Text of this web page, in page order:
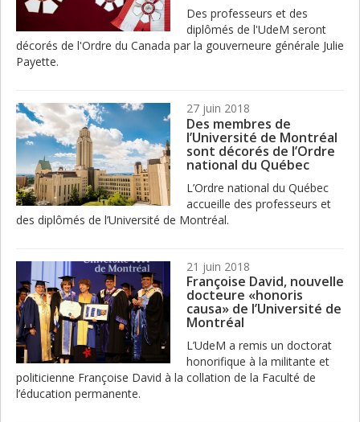
Des professeurs et des
diplômés de l'UdeM seront
décorés de l'Ordre du Canada par la gouverneure générale Julie
Payette.
27 juin 2018
Des membres de
l’Université de Montréal
sont décorés de l’Ordre
national du Québec
L’Ordre national du Québec
accueille des professeurs et
des diplômés de l’Université de Montréal.
21 juin 2018
Françoise David, nouvelle
docteure «honoris
causa» de l’Université de
Montréal
L’UdeM a remis un doctorat
honorifique à la militante et
politicienne Françoise David à la collation de la Faculté de
l’éducation permanente.